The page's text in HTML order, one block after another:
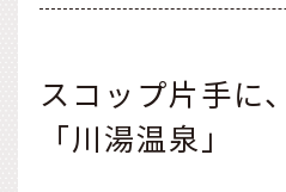
スコップ片手に
「川湯温泉」